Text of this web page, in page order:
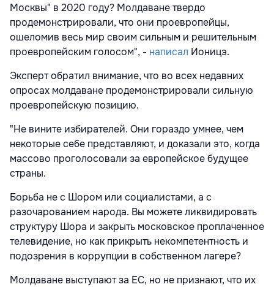
Москвы" в 2020 году? Молдаване твердо
продемонстрировали, что они проевропейцы,
ошеломив весь мир своим сильным и решительным
проевропейским голосом", - написал Ионицэ.
Эксперт обратил внимание, что во всех недавних
опросах молдаване продемонстрировали сильную
проевропейскую позицию.
"Не вините избирателей. Они гораздо умнее, чем
некоторые себе представляют, и доказали это, когда
массово проголосовали за европейское будущее
страны.
Борьба не с Шором или социалистами, а с
разочарованием народа. Вы можете ликвидировать
структуру Шора и закрыть московское проплаченное
телевидение, но как прикрыть некомпетентность и
подозрения в коррупции в собственном лагере?
Молдаване выступают за ЕС, но не признают, что их